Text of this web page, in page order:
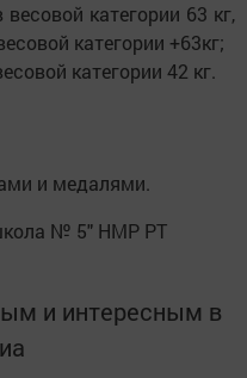
категории 63 кг,
категории +63кг;
категории 42 кг.
и медалями.
№ 5" НМР РТ
и интересным в